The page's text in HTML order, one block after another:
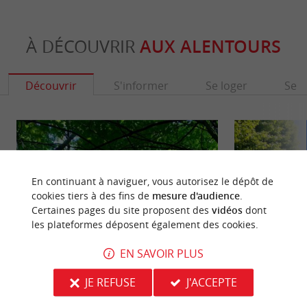
À DÉCOUVRIR AUX ALENTOURS
Découvrir S'informer Se loger Se
Parc Rivière - Bordeaux
Le Parc Rivière est un parc arboré, dans le
Palais Gallien
Faites un
En continuant à naviguer, vous autorisez le dépôt de
cookies tiers à des fins de mesure d'audience.
Certaines pages du site proposent des vidéosdont
les plateformes déposent également des cookies.
EN SAVOIR PLUS
JE REFUSE
J'ACCEPTE